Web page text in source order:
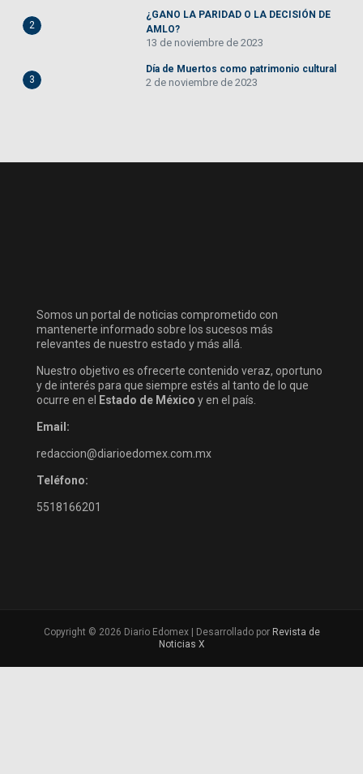
2
¿GANO LA PARIDAD O LA DECISIÓN DE
AMLO?
13 de noviembre de 2023
3
Día de Muertos como patrimonio cultural
2 de noviembre de 2023
Somos un portal de noticias comprometido con
mantenerte informado sobre los sucesos más
relevantes de nuestro estado y más allá.
Nuestro objetivo es ofrecerte contenido veraz, oportuno
y de interés para que siempre estés al tanto de lo que
ocurre en el
Estado de México y en el país.
Email:
redaccion@diarioedomex.com.mx
Teléfono:
5518166201
Copyright © 2026 Diario Edomex | Desarrollado por Revista de
Noticias X